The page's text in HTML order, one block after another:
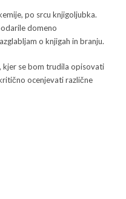
po srcu knjigoljubka.
domeno
o knjigah in branju.
kjer se bom trudila opisovati
ocenjevati različne